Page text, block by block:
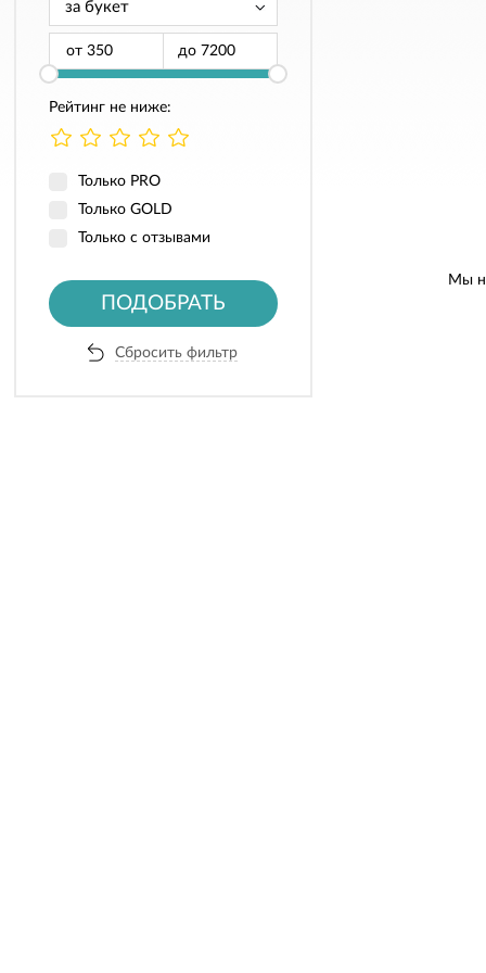
от до
Рейтинг не ниже:
Только PRO
Только GOLD
Только с отзывами
ПОДОБРАТЬ
Сбросить фильтр
Мы